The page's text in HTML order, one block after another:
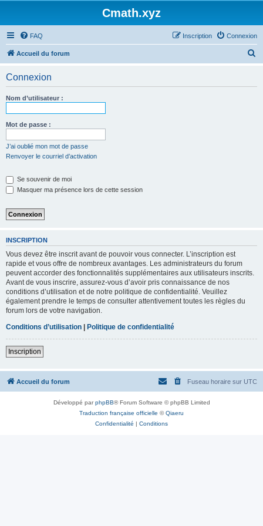
Cmath.xyz
FAQ Connexion
Inscription
Accueil du forum
Connexion
Nom d’utilisateur :
Mot de passe :
J’ai oublié mon mot de passe
Renvoyer le courriel d’activation
Se souvenir de moi
Masquer ma présence lors de cette session
INSCRIPTION
Vous devez être inscrit avant de pouvoir vous connecter. L’inscription est
rapide et vous offre de nombreux avantages. Les administrateurs du forum
peuvent accorder des fonctionnalités supplémentaires aux utilisateurs inscrits.
Avant de vous inscrire, assurez-vous d’avoir pris connaissance de nos
conditions d’utilisation et de notre politique de confidentialité. Veuillez
également prendre le temps de consulter attentivement toutes les règles du
forum lors de votre navigation.
Conditions d’utilisation | Politique de confidentialité
Inscription
Accueil du forum Fuseau horaire sur UTC
Développé parphpBB® Forum Software © phpBB Limited
Traduction française officielle ©Qiaeru
Confidentialité | Conditions